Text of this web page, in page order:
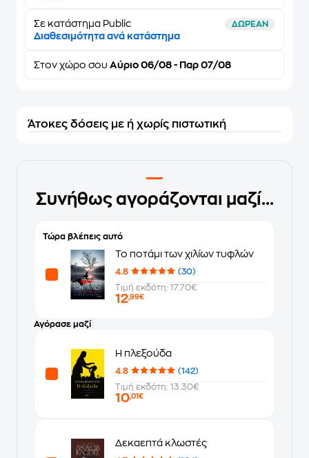
Σε κατάστημα Public ΔΩΡΕΑΝ
Διαθεσιμότητα ανά κατάστημα
Στον χώρο σου Αύριο 06/08 - Παρ 07/08
Άτοκες δόσεις με ή χωρίς πιστωτική
Συνήθως αγοράζονται μαζί...
Τώρα βλέπεις αυτό
Το ποτάμι των χιλίων τυφλών
4.8
(30)
Τιμή εκδότη: 17.70€
12,99€
Αγόρασε μαζί
Η πλεξούδα
4.8
(142)
Τιμή εκδότη: 13.30€
10,01€
Δεκαεπτά κλωστές